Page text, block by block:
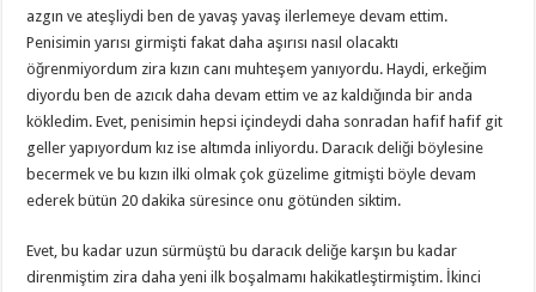
azgın ve ateşliydi ben de yavaş yavaş ilerlemeye devam ettim.
Penisimin yarısı girmişti fakat daha aşırısı nasıl olacaktı
öğrenmiyordum zira kızın canı muhteşem yanıyordu. Haydi, erkeğim
diyordu ben de azıcık daha devam ettim ve az kaldığında bir anda
kökledim. Evet, penisimin hepsi içindeydi daha sonradan hafif hafif git
geller yapıyordum kız ise altımda inliyordu. Daracık deliği böylesine
becermek ve bu kızın ilki olmak çok güzelime gitmişti böyle devam
ederek bütün 20 dakika süresince onu götünden siktim.
Evet, bu kadar uzun sürmüştü bu daracık deliğe karşın bu kadar
direnmiştim zira daha yeni ilk boşalmamı hakikatleştirmiştim. İkinci